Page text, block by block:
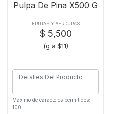
Pulpa De Pina X500 G
FRUTAS Y VERDURAS
$ 5,500
(g a $11)
Maximo de caracteres permitidos:
100